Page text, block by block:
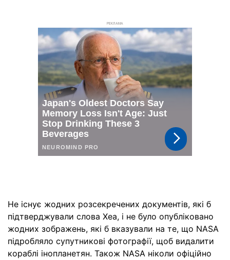
РЕКЛАМА
Не існує жодних розсекречених документів, які б
підтверджували слова Хеа, і не було опубліковано
жодних зображень, які б вказували на те, що NASA
підробляло супутникові фотографії, щоб видалити
кораблі інопланетян. Також NASA ніколи офіційно